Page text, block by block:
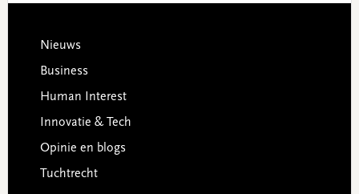
Footer
Nieuws
Business
Human Interest
Innovatie & Tech
Opinie en blogs
Tuchtrecht